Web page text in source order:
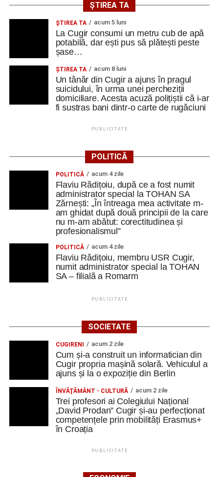
ȘTIREA TA
ȘTIREA TA acum 5 luni
La Cugir consumi un metru cub de apă
potabilă, dar ești pus să plătești peste
șase…
ȘTIREA TA acum 8 luni
Un tânăr din Cugir a ajuns în pragul
suicidului, în urma unei percheziții
domiciliare. Acesta acuză polițiștii că i-ar
fi sustras bani dintr-o carte de rugăciuni
PUBLICITATE
POLITICĂ
POLITICĂ acum 4 zile
Flaviu Rădițoiu, după ce a fost numit
administrator special la TOHAN SA
Zărnești: „În întreaga mea activitate m-
am ghidat după două principii de la care
nu m-am abătut: corectitudinea și
profesionalismul”
POLITICĂ acum 4 zile
Flaviu Rădițoiu, membru USR Cugir,
numit administrator special la TOHAN
SA – filială a Romarm
PUBLICITATE
SOCIETATE
CUGIRENI acum 2 zile
Cum și-a construit un informatician din
Cugir propria mașină solară. Vehiculul a
ajuns și la o expoziție din Berlin
ÎNVĂŢĂMÂNT - CULTURĂ acum 2 zile
Trei profesori ai Colegiului Național
„David Prodan” Cugir și-au perfecționat
competențele prin mobilități Erasmus+
în Croația
PUBLICITATE